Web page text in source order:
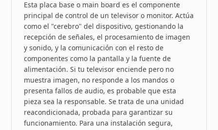
Esta placa base o main board es el componente
principal de control de un televisor o monitor. Actúa
como el "cerebro" del dispositivo, gestionando la
recepción de señales, el procesamiento de imagen
y sonido, y la comunicación con el resto de
componentes como la pantalla y la fuente de
alimentación. Si tu televisor enciende pero no
muestra imagen, no responde a los mandos o
presenta fallos de audio, es probable que esta
pieza sea la responsable. Se trata de una unidad
reacondicionada, probada para garantizar su
funcionamiento. Para una instalación segura,